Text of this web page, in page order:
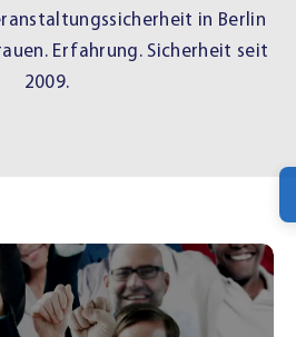
in Berlin
Erfahrung. Sicherheit seit
2009.